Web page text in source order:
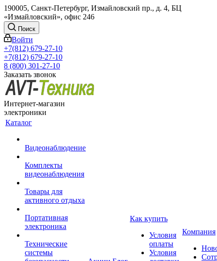
190005, Санкт-Петербург, Измайловский пр., д. 4, БЦ
«Измайловский», офис 246
Поиск
Войти
+7(812) 679-27-10
+7(812) 679-27-10
8 (800) 301-27-10
Заказать звонок
Интернет-магазин
электроники
Каталог
Видеонаблюдение
Комплекты
видеонаблюдения
Товары для
активного отдыха
Портативная
электроника
Технические
системы
Как купить
Условия
оплаты
Условия
Компания